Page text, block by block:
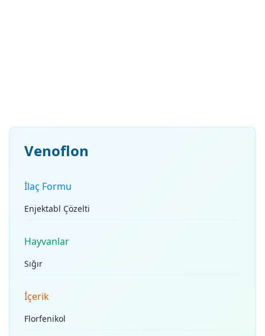
Venoflon
İlaç Formu
Enjektabl Çözelti
Hayvanlar
Sığır
İçerik
Florfenikol